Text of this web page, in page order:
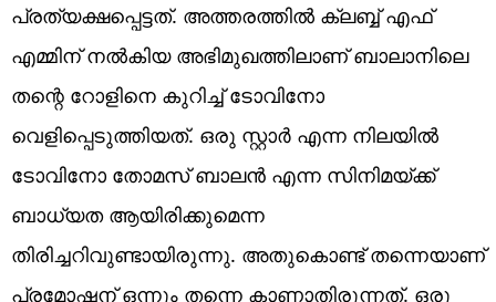
പ്രത്യക്ഷപ്പെട്ടത്. അത്തരത്തില്‍ ക്ലബ്ബ് എഫ്
എമ്മിന് നല്‍കിയ അഭിമുഖത്തിലാണ് ബാലാനിലെ
തന്റെ റോളിനെ കുറിച്ച് ടോവിനോ
വെളിപ്പെടുത്തിയത്. ഒരു സ്റ്റാര്‍ എന്ന നിലയില്‍
ടോവിനോ തോമസ് ബാലന്‍ എന്ന സിനിമയ്ക്ക്
ബാധ്യത ആയിരിക്കുമെന്ന
തിരിച്ചറിവുണ്ടായിരുന്നു. അതുകൊണ്ട് തന്നെയാണ്
പ്രമോഷന് ഒന്നും തന്നെ കാണാതിരുന്നത്. ഒരു